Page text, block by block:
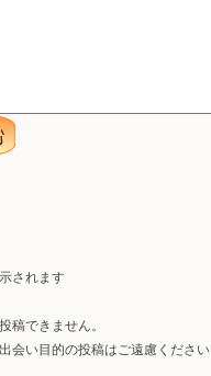
されます
稿できません。
会い目的の投稿はご遠慮ください